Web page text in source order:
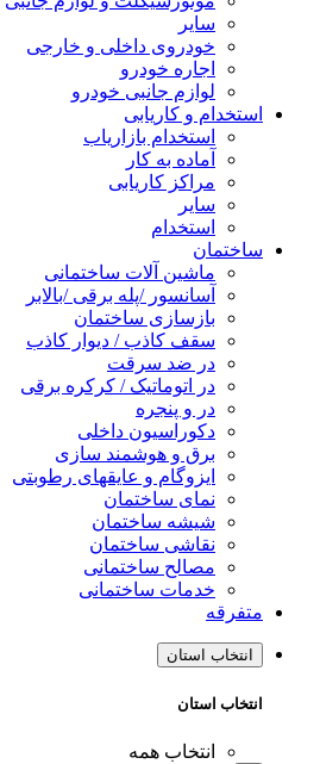
سایر
خودروی داخلی و خارجی
اجاره خودرو
لوازم جانبی خودرو
استخدام و کاریابی
استخدام بازاریاب
آماده به کار
مراکز کاریابی
سایر
استخدام
ساختمان
ماشین آلات ساختمانی
آسانسور /پله برقی /بالابر
بازسازی ساختمان
سقف کاذب / دیوار کاذب
در ضد سرقت
در اتوماتیک / کرکره برقی
در و پنجره
دکوراسیون داخلی
برق و هوشمند سازی
ایزوگام و عایقهای رطوبتی
نمای ساختمان
شیشه ساختمان
نقاشی ساختمان
مصالح ساختمانی
خدمات ساختمانی
متفرقه
انتخاب استان
انتخاب استان
انتخاب همه